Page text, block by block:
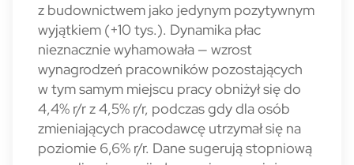
z budownictwem jako jedynym pozytywnym
wyjątkiem (+10 tys.). Dynamika płac
nieznacznie wyhamowała — wzrost
wynagrodzeń pracowników pozostających
w tym samym miejscu pracy obniżył się do
4,4% r/r z 4,5% r/r, podczas gdy dla osób
zmieniających pracodawcę utrzymał się na
poziomie 6,6% r/r. Dane sugerują stopniową